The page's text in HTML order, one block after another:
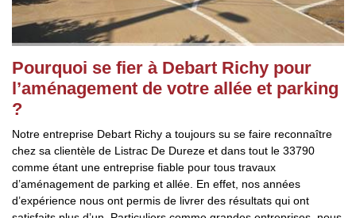
Pourquoi se fier à Debart Richy pour
l’aménagement de votre allée et parking
?
Notre entreprise Debart Richy a toujours su se faire reconnaître
chez sa clientèle de Listrac De Dureze et dans tout le 33790
comme étant une entreprise fiable pour tous travaux
d’aménagement de parking et allée. En effet, nos années
d’expérience nous ont permis de livrer des résultats qui ont